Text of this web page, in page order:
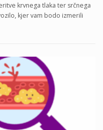
krvnega tlaka ter srčnega
kjer vam bodo izmerili